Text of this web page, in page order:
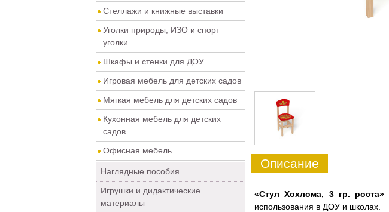
Стеллажи и книжные выставки
Уголки природы, ИЗО и спорт
уголки
Шкафы и стенки для ДОУ
Игровая мебель для детских садов
Мягкая мебель для детских садов
Кухонная мебель для детских
садов
Офисная мебель
Наглядные пособия
Игрушки и дидактические
материалы
0
Описание
«Стул Хохлома, 3 гр. роста»
использования в ДОУ и школах.